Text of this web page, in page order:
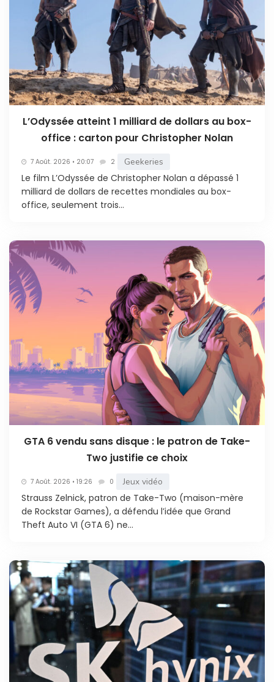
L’Odyssée atteint 1 milliard de dollars au box-
office : carton pour Christopher Nolan
7 Août. 2026 • 20:07 2 Geekeries
Le film L’Odyssée de Christopher Nolan a dépassé 1
milliard de dollars de recettes mondiales au box-
office, seulement trois...
GTA 6 vendu sans disque : le patron de Take-
Two justifie ce choix
7 Août. 2026 • 19:26 0 Jeux vidéo
Strauss Zelnick, patron de Take-Two (maison-mère
de Rockstar Games), a défendu l’idée que Grand
Theft Auto VI (GTA 6) ne...